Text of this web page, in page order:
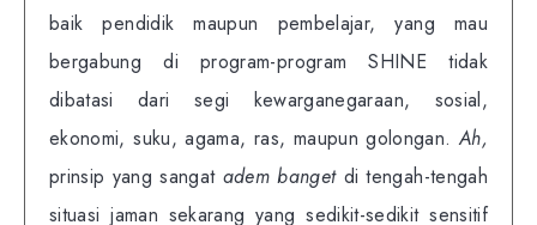
baik pendidik maupun pembelajar, yang mau
bergabung di program-program SHINE tidak
dibatasi dari segi kewarganegaraan, sosial,
ekonomi, suku, agama, ras, maupun golongan.Ah,
prinsip yang sangat adem bangetdi tengah-tengah
situasi jaman sekarang yang sedikit-sedikit sensitif